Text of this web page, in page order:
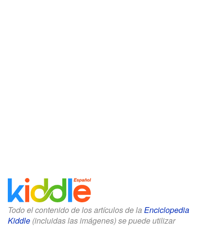
Todo el contenido de los artículos de la Enciclopedia
Kiddle (incluidas las imágenes) se puede utilizar